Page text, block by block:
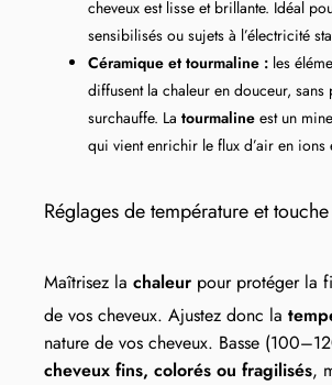
cheveux est lisse et brillante. Idéal
sensibilisés ou sujets à l’électricité
Céramique et tourmaline : les
diffusent la chaleur en douceur, sans
surchauffe. La tourmaline est un
qui vient enrichir le flux d’air en ions
Réglages de température et
Maîtrisez la chaleur pour protéger la
de vos cheveux. Ajustez donc la
nature de vos cheveux. Basse
cheveux fins, colorés ou fragilisés,